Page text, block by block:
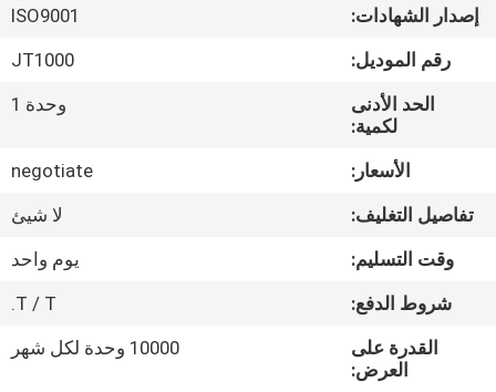
معلومات
في
المعمل
مراقبة
الجودة
إصدار الشهادات:
ISO9001
رقم الموديل:
JT1000
الحد الأدنى
لكمية:
وحدة 1
الأسعار:
negotiate
تفاصيل التغليف:
لا شيئ
وقت التسليم:
يوم واحد
شروط الدفع:
T / T.
القدرة على
العرض:
10000 وحدة لكل شهر